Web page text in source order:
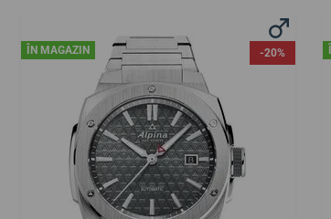
ÎN MAGAZIN -20%